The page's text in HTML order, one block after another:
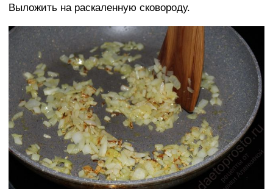
Выложить на раскаленную сковороду.